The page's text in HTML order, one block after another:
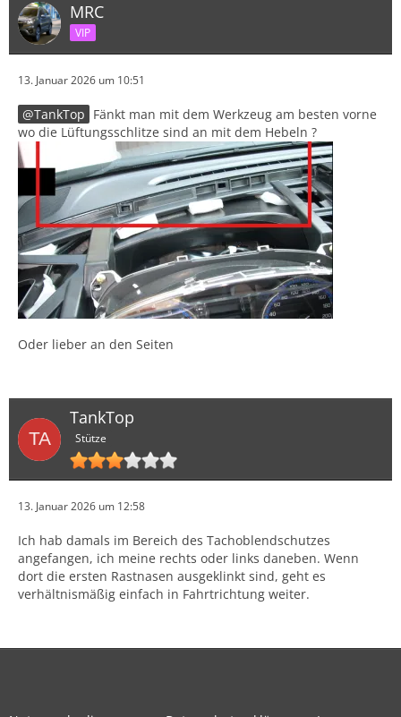
MRC
VIP
13. Januar 2026 um 10:51
TankTop Fänkt man mit dem Werkzeug am besten vorne
wo die Lüftungsschlitze sind an mit dem Hebeln ?
Oder lieber an den Seiten
TankTop
Stütze
13. Januar 2026 um 12:58
Ich hab damals im Bereich des Tachoblendschutzes
angefangen, ich meine rechts oder links daneben. Wenn
dort die ersten Rastnasen ausgeklinkt sind, geht es
verhältnismäßig einfach in Fahrtrichtung weiter.